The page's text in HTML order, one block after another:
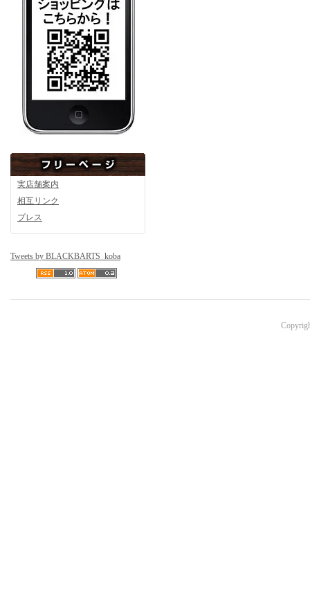
実店舗案内
相互リンク
プレス
Tweets by BLACKBARTS_koba